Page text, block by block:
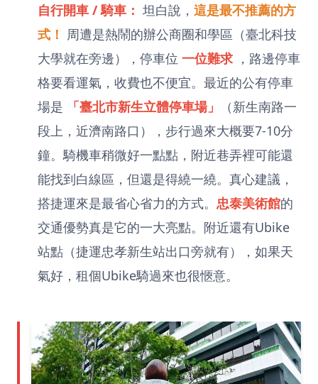
自行開車 / 騎車： 坦白說， 這是最不推薦的方
式！ 周遭是熱鬧的辦公商圈和學區（臺北科技
大學就在旁邊），停車位 一位難求，路邊停車
格要看運氣，收費也不便宜。最近的公有停車
場是
「臺北市新生立體停車場」
（新生南路一
段上，近濟南路口），步行過來大概要7-10分
鐘。騎機車稍微好一點點，附近巷弄裡可能還
能找到白線區，但還是得繞一繞。真心建議，
搭捷運來是最省心省力的方式。 忠泰美術館的
交通優勢真是它的一大亮點。附近還有Ubike
站點（捷運忠孝新生站出口旁就有），如果天
氣好，租個Ubike騎過來也很愜意。